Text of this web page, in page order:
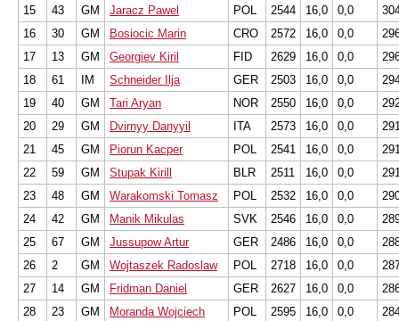
15
43 GM Jaracz Pawel POL 2544 16,0 0,0
16
30 GM Bosiocic Marin CRO 2572 16,0 0,0
17
13 GM Georgiev Kiril FID 2629 16,0 0,0
18
61 IM Schneider Ilja GER 2503 16,0 0,0
19
40 GM Tari Aryan NOR 2550 16,0 0,0
20
29 GM Dvirnyy Danyyil ITA 2573 16,0 0,0
21
45 GM Piorun Kacper POL 2541 16,0 0,0
22
59 GM Stupak Kirill BLR 2511 16,0 0,0
23
48 GM Warakomski Tomasz POL 2532 16,0 0,0
24
42 GM Manik Mikulas SVK 2546 16,0 0,0
25
67 GM Jussupow Artur GER 2486 16,0 0,0
26
2 GM Wojtaszek Radoslaw POL 2718 16,0 0,0
27
14 GM Fridman Daniel GER 2627 16,0 0,0
28
23 GM Moranda Wojciech POL 2595 16,0 0,0